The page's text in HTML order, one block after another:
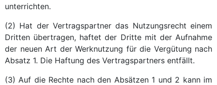
unterrichten.
(2) Hat der Vertragspartner das Nutzungsrecht einem
Dritten übertragen, haftet der Dritte mit der Aufnahme
der neuen Art der Werknutzung für die Vergütung nach
Absatz 1. Die Haftung des Vertragspartners entfällt.
(3) Auf die Rechte nach den Absätzen 1 und 2 kann im